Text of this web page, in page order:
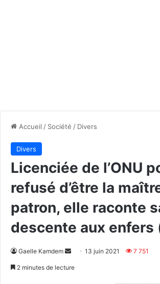
Accueil / Société / Divers
Divers
Licenciée de l’ONU
refusé d’être la
patron, elle raconte
descente aux enfers
Gaelle Kamdem
Envoyer13 juin 2021 7 751
2 minutes de lecture